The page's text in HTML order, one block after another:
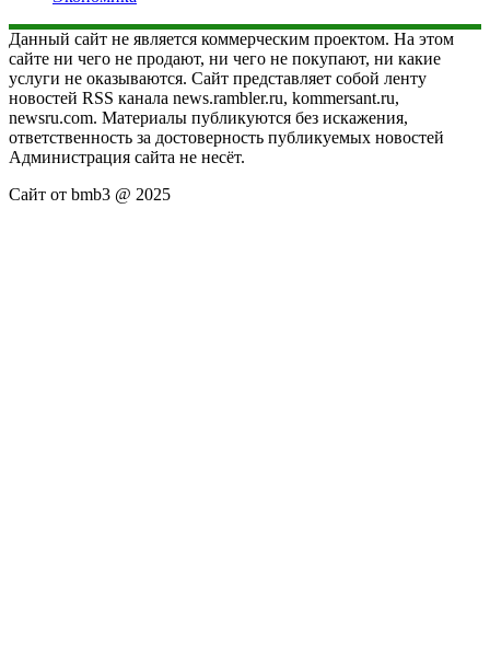
Данный сайт не является коммерческим проектом. На этом
сайте ни чего не продают, ни чего не покупают, ни какие
услуги не оказываются. Сайт представляет собой ленту
новостей RSS канала news.rambler.ru, kommersant.ru,
newsru.com. Материалы публикуются без искажения,
ответственность за достоверность публикуемых новостей
Администрация сайта не несёт.
Сайт от bmb3 @ 2025